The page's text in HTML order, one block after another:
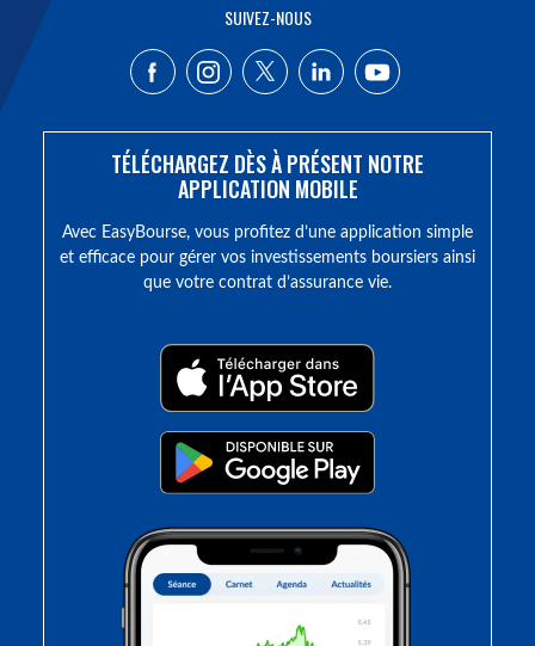
SUIVEZ-NOUS
TÉLÉCHARGEZ DÈS À PRÉSENT NOTRE
APPLICATION MOBILE
Avec EasyBourse, vous profitez d’une application simple
et efficace pour gérer vos investissements boursiers ainsi
que votre contrat d’assurance vie.